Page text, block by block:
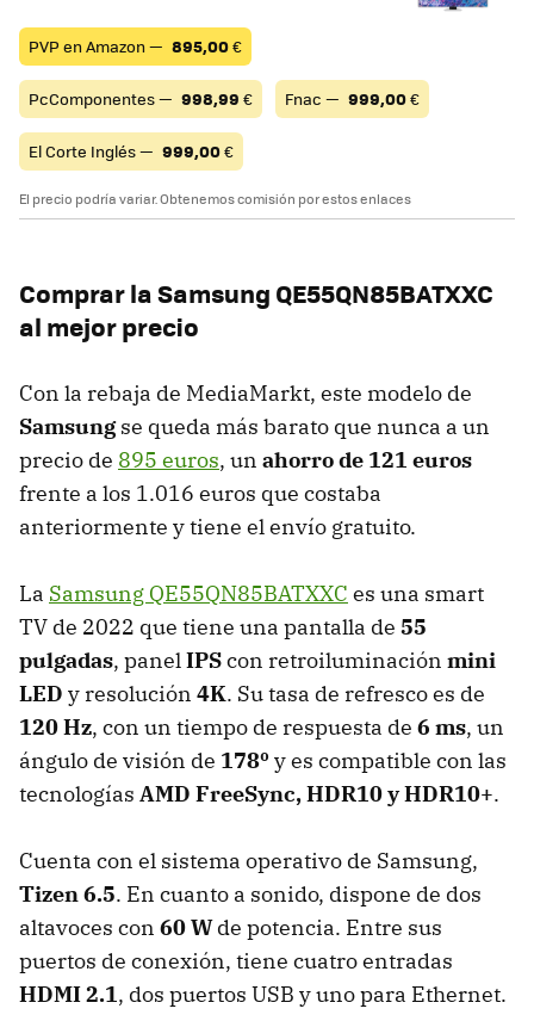
PVP en Amazon — 895,00€
PcComponentes — 998,99 € Fnac — 999,00€
El Corte Inglés — 999,00€
El precio podría variar. Obtenemos comisión por estos enlaces
Comprar la SamsungQE55QN85BATXXC
al mejor precio
Con la rebaja de MediaMarkt, este modelo de
Samsungse queda más barato que nunca a un
precio de 895 euros, un ahorro de 121 euros
frente a los 1.016 euros que costaba
anteriormente y tiene el envío gratuito.
La Samsung QE55QN85BATXXC es una smart
TV de 2022 que tiene una pantalla de 55
pulgadas, panelIPScon retroiluminación mini
LED y resolución 4K. Su tasa de refresco es de
120 Hz, con un tiempo de respuesta de 6 ms, un
ángulo de visión de 178º y es compatible con las
tecnologías AMD FreeSync, HDR10 y HDR10+.
Cuenta con el sistema operativo de Samsung,
Tizen 6.5. En cuanto a sonido, dispone de dos
altavoces con 60 Wde potencia. Entre sus
puertos de conexión, tiene cuatro entradas
HDMI 2.1, dos puertos USB y uno para Ethernet.